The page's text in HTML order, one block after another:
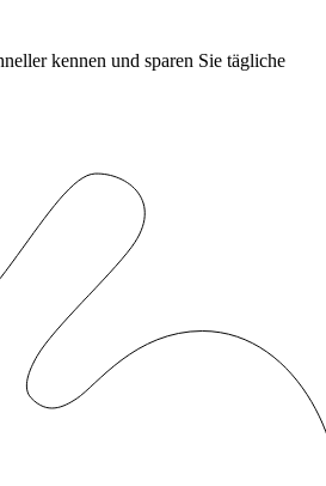
kennen und sparen Sie tägliche